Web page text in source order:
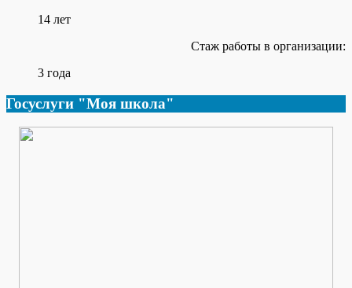
14 лет
Стаж работы в организации:
3 года
Госуслуги "Моя школа"